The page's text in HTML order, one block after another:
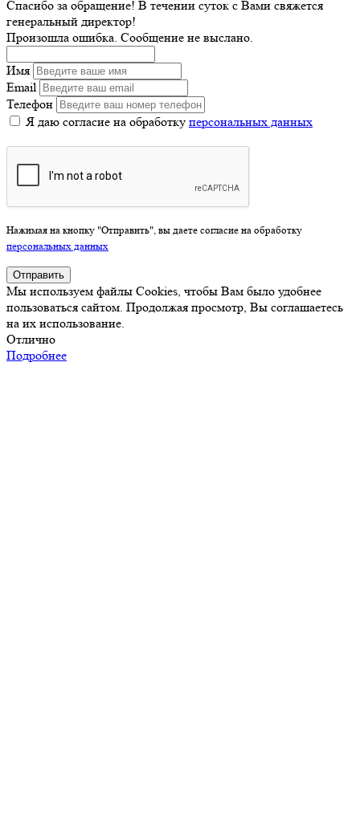
Спасибо за обращение! В течении суток с Вами свяжется
генеральный директор!
Произошла ошибка. Сообщение не выслано.
Имя
Email
Телефон
Я даю согласие на обработку персональных данных
Нажимая на кнопку "Отправить", вы даете согласие на обработку
персональных данных
Отправить
Мы используем файлы Cookies, чтобы Вам было удобнее
пользоваться сайтом. Продолжая просмотр, Вы соглашаетесь
на их использование.
Отлично
Подробнее